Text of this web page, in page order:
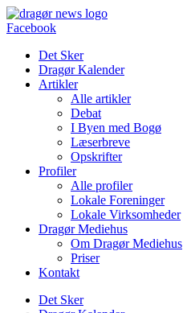
Videre
til
Facebook
Det Sker
Dragør Kalender
Artikler
Alle artikler
Debat
I Byen med Bogø
Læserbreve
Opskrifter
Profiler
Alle profiler
Lokale Foreninger
Lokale Virksomheder
Dragør Mediehus
Om Dragør Mediehus
Priser
Kontakt
Det Sker